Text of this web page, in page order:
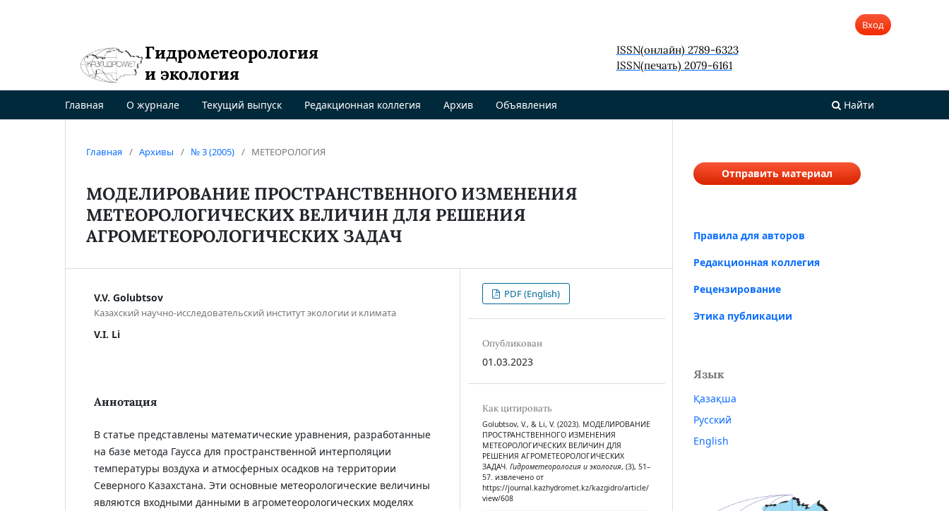
Гидрометеорология
и экология
ISSN(онлайн) 2789-6323
ISSN(печать) 2079-6161
Главная О журнале Текущий выпуск Редакционная коллегия Архив Объявления Найти
Вход
Главная / Архивы / № 3 (2005) / МЕТЕОРОЛОГИЯ
МОДЕЛИРОВАНИЕ ПРОСТРАНСТВЕННОГО ИЗМЕНЕНИЯ
МЕТЕОРОЛОГИЧЕСКИХ ВЕЛИЧИН ДЛЯ РЕШЕНИЯ
АГРОМЕТЕОРОЛОГИЧЕСКИХ ЗАДАЧ
V.V. Golubtsov
Казахский научно-исследовательский институт экологии и климата
V.I. Li
Аннотация
В статье представлены математические уравнения, разработанные
на базе метода Гаусса для пространственной интерполяции
температуры воздуха и атмосферных осадков на территории
Северного Казахстана. Эти основные метеорологические величины
являются входными данными в агрометеорологических моделях
PDF (English)
Опубликован
01.03.2023
Как цитировать
Golubtsov, V., & Li, V. (2023). МОДЕЛИРОВАНИЕ
ПРОСТРАНСТВЕННОГО ИЗМЕНЕНИЯ
МЕТЕОРОЛОГИЧЕСКИХ ВЕЛИЧИН ДЛЯ
РЕШЕНИЯ АГРОМЕТЕОРОЛОГИЧЕСКИХ
ЗАДАЧ. Гидрометеорология и экология, (3), 51–
57. извлечено от
https://journal.kazhydromet.kz/kazgidro/article/
view/608
Отправить материал
Правила для авторов
Редакционная коллегия
Рецензирование
Этика публикации
Язык
Қазақша
Русский
English